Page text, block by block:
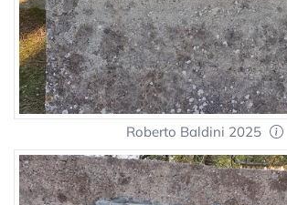
Roberto Baldini 2025